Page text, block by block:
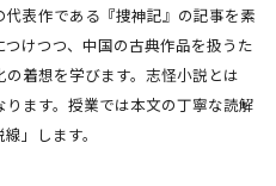
表作である『捜神記』の記事を素
けつつ、中国の古典作品を扱うた
着想を学びます。志怪小説とは
ります。授業では本文の丁寧な読解
」します。